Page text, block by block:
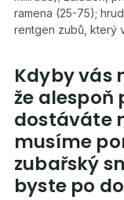
ramena (25-75);
rentgen zubů, který
Kdyby vás
že alespoň
dostáváte
musíme
zubařský
byste po